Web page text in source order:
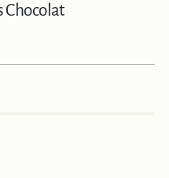
Chocolat